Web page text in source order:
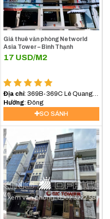
Plex Building Điện Biên
bị Dream Plex Bình
không chỉ cần vị trí thuận lợi
Giá thuê văn phòng Networld
Asia Tower – Bình Thạnh
17 USD/M2
Địa chỉ: 369B-369C Lê Quang
Định, Phường Bình lợi
Trung,TP.HCM
Hướng : Đông
SO SÁNH